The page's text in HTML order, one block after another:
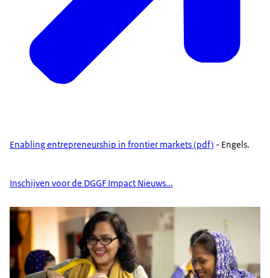
Enabling entrepreneurship in frontier markets (pdf) - Engels.
Inschijven voor de DGGF Impact Nieuws...